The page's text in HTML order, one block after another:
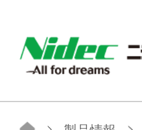
NIDEC - All for dreams - ニデック株
ニデック株式会社
製品情報 製品検索 製品カテゴリ